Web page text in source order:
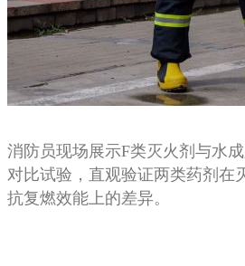
消防员现场展示F类灭火剂与水
对比试验，直观验证两类药剂在
抗复燃效能上的差异。